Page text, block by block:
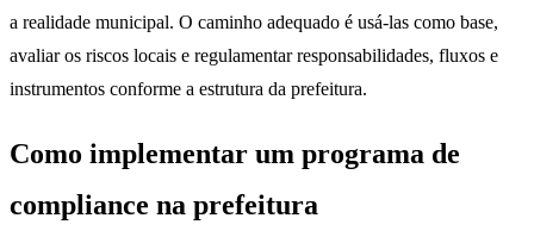
a realidade municipal. O caminho adequado é usá-las como base,
avaliar os riscos locais e regulamentar responsabilidades, fluxos e
instrumentos conforme a estrutura da prefeitura.
Como implementar um programa de
compliance na prefeitura